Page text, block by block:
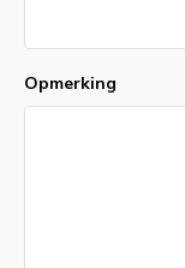
Opmerking